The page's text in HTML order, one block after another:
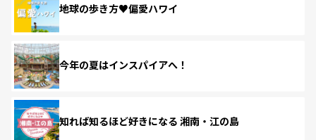
地球の歩き方♥偏愛ハワイ
今年の夏はインスパイアへ！
知れば知るほど好きになる 湘南・江の島